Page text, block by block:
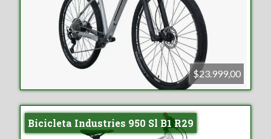
$23.999,00
Bicicleta Industries 950 Sl B1 R29